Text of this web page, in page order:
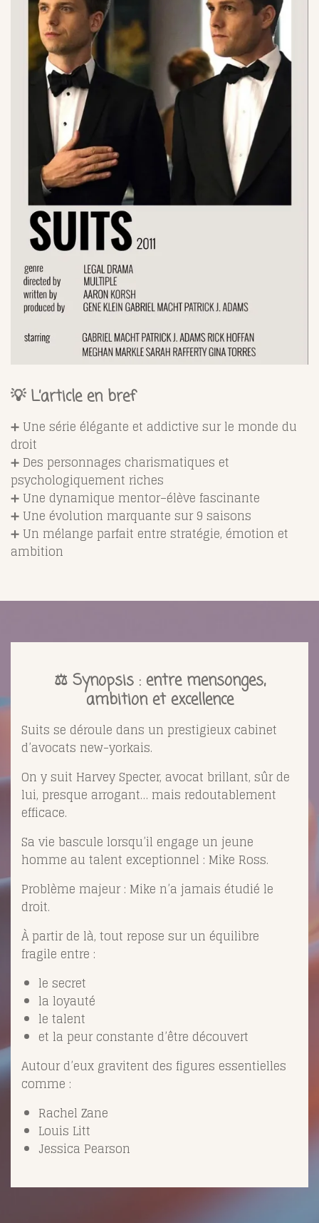
💡 L’article en bref
➕ Une série élégante et addictive sur le monde du
droit
➕ Des personnages charismatiques et
psychologiquement riches
➕ Une dynamique mentor–élève fascinante
➕ Une évolution marquante sur 9 saisons
➕ Un mélange parfait entre stratégie, émotion et
ambition
⚖️ Synopsis : entre mensonges,
ambition et excellence
Suits se déroule dans un prestigieux cabinet
d’avocats new-yorkais.
On y suit Harvey Specter, avocat brillant, sûr de
lui, presque arrogant… mais redoutablement
efficace.
Sa vie bascule lorsqu’il engage un jeune
homme au talent exceptionnel : Mike Ross.
Problème majeur : Mike n’a jamais étudié le
droit.
À partir de là, tout repose sur un équilibre
fragile entre :
le secret
la loyauté
le talent
et la peur constante d’être découvert
Autour d’eux gravitent des figures essentielles
comme :
Rachel Zane
Louis Litt
Jessica Pearson